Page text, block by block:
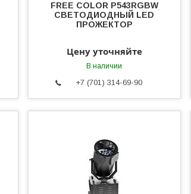
FREE COLOR P543RGBW
СВЕТОДИОДНЫЙ LED
ПРОЖЕКТОР
Цену уточняйте
В наличии
+7 (701) 314-69-90